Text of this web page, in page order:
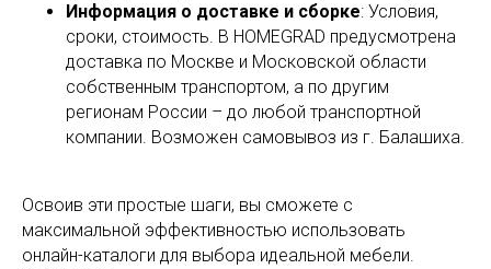
Информация о доставке и сборке: Условия,
сроки, стоимость. В HOMEGRAD предусмотрена
доставка по Москве и Московской области
собственным транспортом, а по другим
регионам России – до любой транспортной
компании. Возможен самовывоз из г. Балашиха.
Освоив эти простые шаги, вы сможете с
максимальной эффективностью использовать
онлайн-каталоги для выбора идеальной мебели.